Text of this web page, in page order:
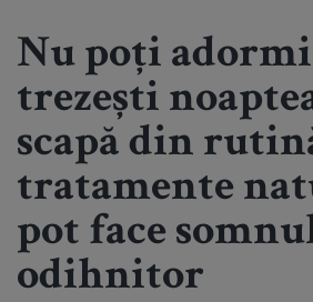
Nu poți adormi
trezești
scapă din
tratamente
pot face
odihnitor